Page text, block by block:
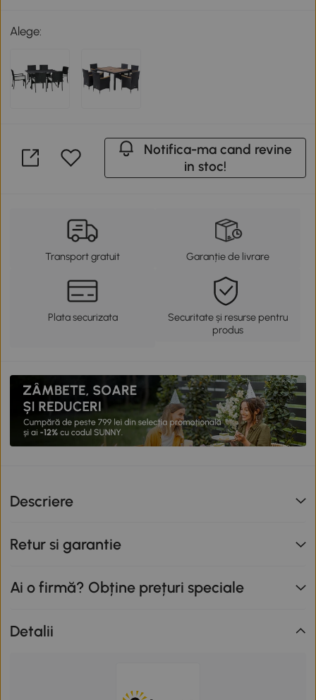
Alege:
Notifica-ma cand revine
in stoc!
Transport gratuit Garanție de livrare
Plata securizata
Securitate și resurse pentru
produs
Descriere
Retur si garantie
Ai o firmă? Obține prețuri speciale
Detalii